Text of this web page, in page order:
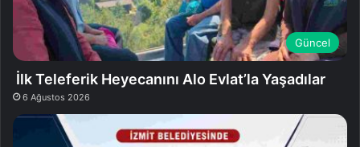
Güncel
İlk Teleferik Heyecanını Alo Evlat’la Yaşadılar
6 Ağustos 2026